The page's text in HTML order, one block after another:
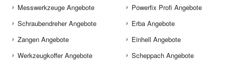
Messwerkzeuge Angebote
Schraubendreher Angebote
Zangen Angebote
Werkzeugkoffer Angebote
Powerfix Profi Angebote
Erba Angebote
Einhell Angebote
Scheppach Angebote